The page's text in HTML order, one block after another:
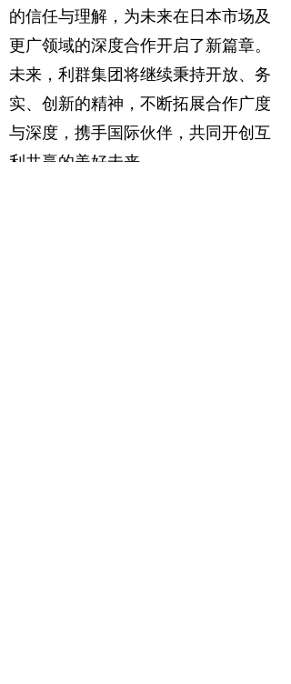
的信任与理解，为未来在日本市场及
更广领域的深度合作开启了新篇章。
未来，利群集团将继续秉持开放、务
实、创新的精神，不断拓展合作广度
与深度，携手国际伙伴，共同开创互
利共赢的美好未来。